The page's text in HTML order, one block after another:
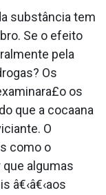
substância tem
Se o efeito
pela
Os
os
que a cocaa­na
O
como o
algumas
â€‹â€‹aos